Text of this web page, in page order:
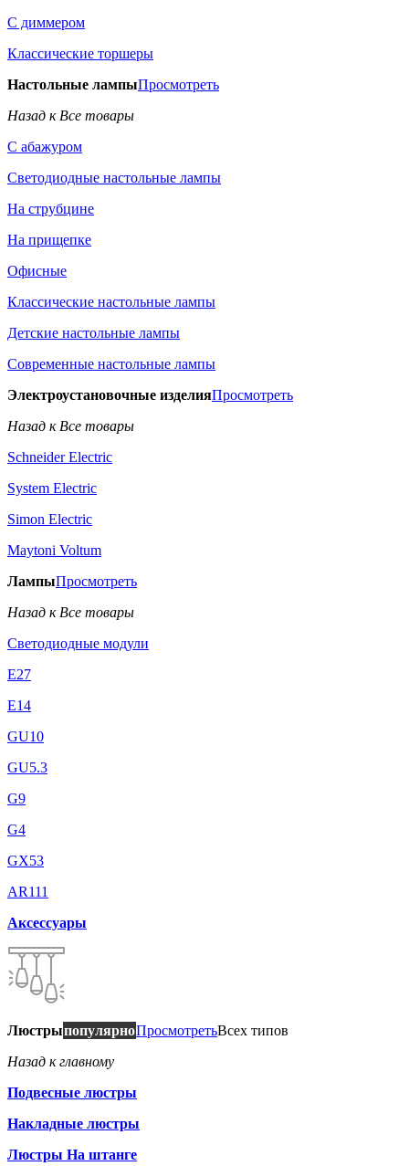
С диммером
Классические торшеры
Настольные лампыПросмотреть
Назад к Все товары
С абажуром
Светодиодные настольные лампы
На струбцине
На прищепке
Офисные
Классические настольные лампы
Детские настольные лампы
Современные настольные лампы
Электроустановочные изделияПросмотреть
Назад к Все товары
Schneider Electric
System Electric
Simon Electric
Maytoni Voltum
ЛампыПросмотреть
Назад к Все товары
Светодиодные модули
E27
E14
GU10
GU5.3
G9
G4
GX53
AR111
Аксессуары
ЛюстрыпопулярноПросмотретьВсех типов
Назад к главному
Подвесные люстры
Накладные люстры
Люстры На штанге